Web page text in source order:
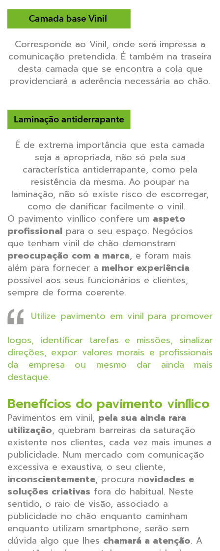
Corresponde ao Vinil, onde será impressa a
comunicação pretendida. É também na traseira
desta camada que se encontra a cola que
providenciará a aderência necessária ao chão.
É de extrema importância que esta camada
seja a apropriada, não só pela sua
característica antiderrapante, como pela
resistência da mesma. Ao poupar na
laminação, não só existe risco de escorregar,
como de danificar facilmente o vinil.
O pavimento vinílico confere um aspeto
profissional para o seu espaço. Negócios
que tenham vinil de chão demonstram
preocupação com a marca, e foram mais
além para fornecer a melhor experiência
possível aos seus funcionários e clientes,
sempre de forma coerente.
Utilize pavimento em vinil para promover
logos, identificar tarefas e missões, sinalizar
direções, expor valores morais e profissionais
da empresa ou mesmo dar ainda mais
destaque.
Benefícios do pavimento vinílico
Pavimentos em vinil, pela sua ainda rara
utilização, quebram barreiras da saturação
existente nos clientes, cada vez mais imunes a
publicidade. Num mercado com comunicação
excessiva e exaustiva, o seu cliente,
inconscientemente, procura novidades e
soluções criativas fora do habitual. Neste
sentido, o raio de visão, associado a
publicidade no chão enquanto caminham
enquanto utilizam smartphone, serão sem
dúvida algo que lhes chamará a atenção. A